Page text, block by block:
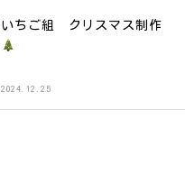
いちご組 クリスマス制作
2024.12.25